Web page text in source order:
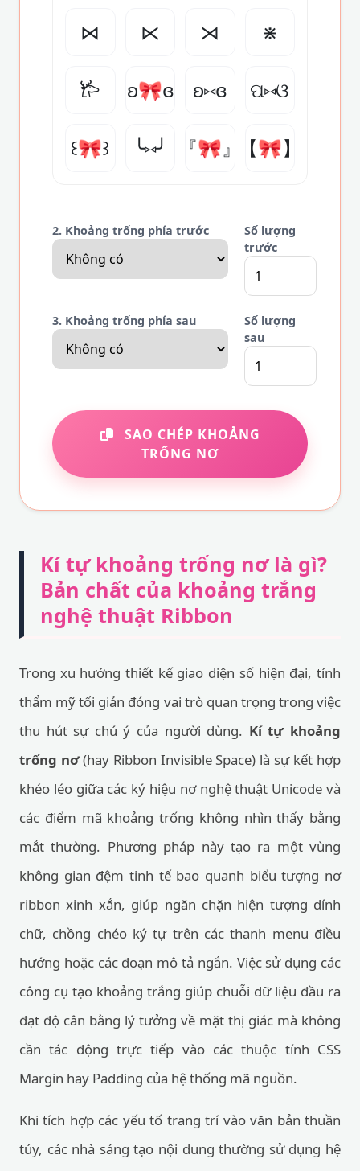
⋈ ⋉ ⋊ ⋇
𐂂 ʚ🎀ɞ ʚ⑅ɞ ପ⑅ଓ
꒰🎀꒱ ╰⑅╯ 『🎀』 【🎀】
2. Khoảng trống phía trước
Số lượng
trước
3. Khoảng trống phía sau
Số lượng
sau
SAO CHÉP KHOẢNG
TRỐNG NƠ
Kí tự khoảng trống nơ là gì?
Bản chất của khoảng trắng
nghệ thuật Ribbon
Trong xu hướng thiết kế giao diện số hiện đại, tính
thẩm mỹ tối giản đóng vai trò quan trọng trong việc
thu hút sự chú ý của người dùng. Kí tự khoảng
trống nơ(hay Ribbon Invisible Space) là sự kết hợp
khéo léo giữa các ký hiệu nơ nghệ thuật Unicode và
các điểm mã khoảng trống không nhìn thấy bằng
mắt thường. Phương pháp này tạo ra một vùng
không gian đệm tinh tế bao quanh biểu tượng nơ
ribbon xinh xắn, giúp ngăn chặn hiện tượng dính
chữ, chồng chéo ký tự trên các thanh menu điều
hướng hoặc các đoạn mô tả ngắn. Việc sử dụng các
công cụ tạo khoảng trắng giúp chuỗi dữ liệu đầu ra
đạt độ cân bằng lý tưởng về mặt thị giác mà không
cần tác động trực tiếp vào các thuộc tính CSS
Margin hay Padding của hệ thống mã nguồn.
Khi tích hợp các yếu tố trang trí vào văn bản thuần
túy, các nhà sáng tạo nội dung thường sử dụng hệ